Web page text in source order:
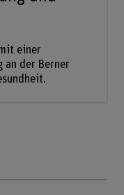
einer
der Berner